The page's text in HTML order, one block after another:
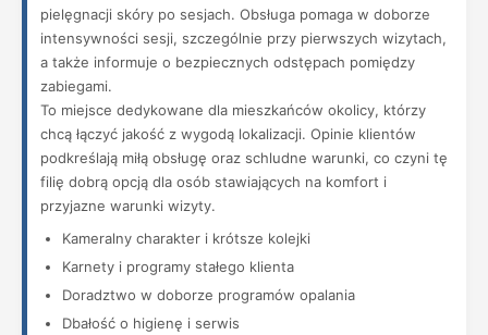
pielęgnacji skóry po sesjach. Obsługa pomaga w doborze
intensywności sesji, szczególnie przy pierwszych wizytach,
a także informuje o bezpiecznych odstępach pomiędzy
zabiegami.
To miejsce dedykowane dla mieszkańców okolicy, którzy
chcą łączyć jakość z wygodą lokalizacji. Opinie klientów
podkreślają miłą obsługę oraz schludne warunki, co czyni tę
filię dobrą opcją dla osób stawiających na komfort i
przyjazne warunki wizyty.
Kameralny charakter i krótsze kolejki
Karnety i programy stałego klienta
Doradztwo w doborze programów opalania
Dbałość o higienę i serwis